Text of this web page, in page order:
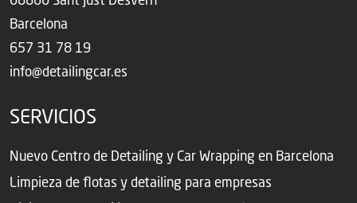
Barcelona
657 31 78 19
info@detailingcar.es
SERVICIOS
Nuevo Centro de Detailing y Car Wrapping en Barcelona
Limpieza de flotas y detailing para empresas